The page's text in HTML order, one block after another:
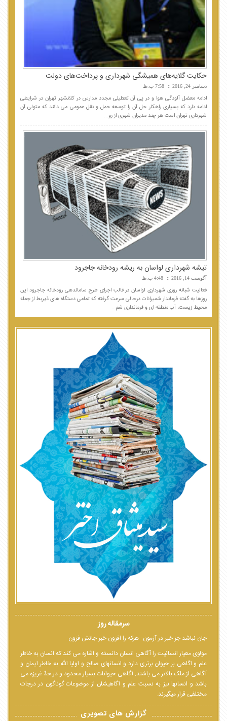
حکایت گلایه‌های همیشگی شهرداری و پرداخت‌های دولت
دسامبر 24, 2016 7:58 ب.ظ
ادامه معضل آلودگی هوا و در پی آن تعطیلی مجدد مدارس در کلانشهر تهران در شرایطی
ادامه دارد که بسیاری راهکار حل آن را توسعه حمل و نقل عمومی می دانند که متولی آن
شهرداری تهران است هر چند مدیران شهری از رو...
تیشه شهرداری لواسان به ریشه رودخانه جاجرود
آگوست 14, 2016 4:48 ب.ظ
فعالیت شبانه روزی شهرداری لواسان در قالب اجرای طرح ساماندهی رودخانه جاجرود این
روزها به گفته فرماندار شمیرانات درحالی سرعت گرفته که تمامی دستگاه های ذیربط از جمله
محیط زیست، آب منطقه ای و فرمانداری شم...
سرمقاله روز
جان نباشد جز خبر در آزمون--هرکه را افزون خبر جانش فزون
مولوی معیار انسانیت را آگاهی انسان دانسته و اشاره می کند که انسان به خاطر
علم و اگاهی بر حیوان برتری دارد و انسانهای صالح و اولیا الله به خاطر ایمان و
آگاهی از ملک بالاتر می باشند. آگاهی حیوانات بسیار محدود و در حدّ غریزه می
باشد و انسانها نیز به نسبت علم و آگاهیشان از موضوعات گوناگون در درجات
مختلفی قرار میگیرند.
گزارش های تصویری